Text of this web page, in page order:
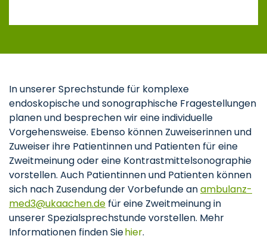
In unserer Sprechstunde für komplexe
endoskopische und sonographische Fragestellungen
planen und besprechen wir eine individuelle
Vorgehensweise. Ebenso können Zuweiserinnen und
Zuweiser ihre Patientinnen und Patienten für eine
Zweitmeinung oder eine Kontrastmittelsonographie
vorstellen. Auch Patientinnen und Patienten können
sich nach Zusendung der Vorbefunde anambulanz-
med3
ukaachende für eine Zweitmeinung in
unserer Spezialsprechstunde vorstellen. Mehr
Informationen finden Siehier.